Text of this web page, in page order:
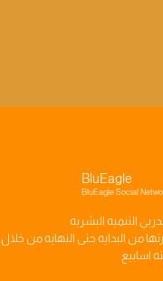
BluEagle
BluEagle Social
التنميه البشريه
من البدايه حتى النهايه من خلال
اسابيع